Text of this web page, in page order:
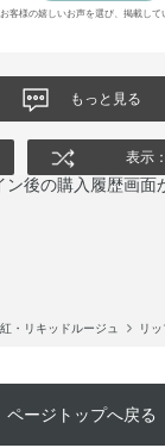
客様の嬉しいお声を選び、掲載して
もっと見る
表示
後の購入履歴画面
・リキッドルージュ リ
ページトップへ戻る